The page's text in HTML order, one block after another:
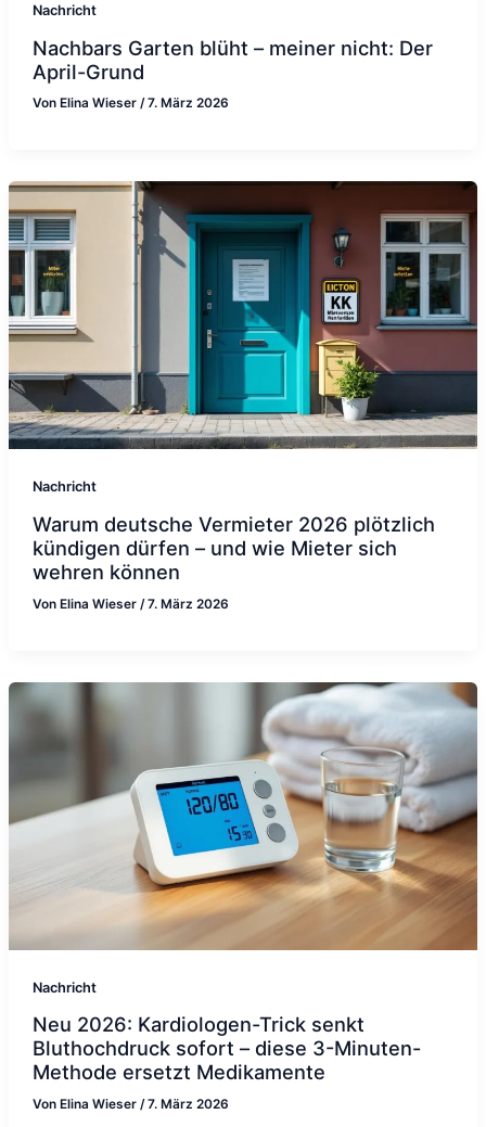
Nachricht
Nachbars Garten blüht – meiner nicht: Der
April-Grund
Von Elina Wieser /7. März 2026
Nachricht
Warum deutsche Vermieter 2026 plötzlich
kündigen dürfen – und wie Mieter sich
wehren können
Von Elina Wieser /7. März 2026
Nachricht
Neu 2026: Kardiologen-Trick senkt
Bluthochdruck sofort – diese 3-Minuten-
Methode ersetzt Medikamente
Von Elina Wieser /7. März 2026